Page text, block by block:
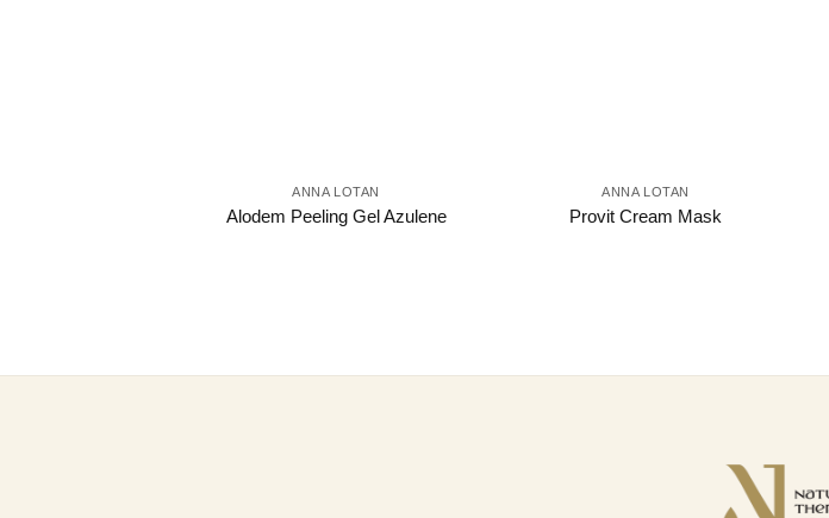
ANNA LOTAN
Alodem Peeling Gel Azulene
ANNA LOTAN
Provit Cream Mask